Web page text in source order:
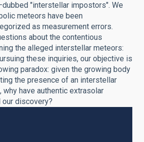
"interstellar impostors". We
meteors have been
as measurement errors.
about the contentious
the alleged interstellar meteors:
these inquiries, our objective is
paradox: given the growing body
the presence of an interstellar
have authentic extrasolar
discovery?